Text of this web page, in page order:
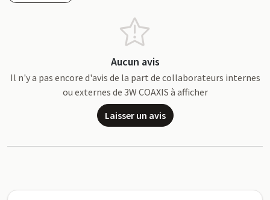
Aucun avis
Il n'y a pas encore d'avis de la part de collaborateurs internes
ou externes de 3W COAXIS à afficher
Laisser un avis